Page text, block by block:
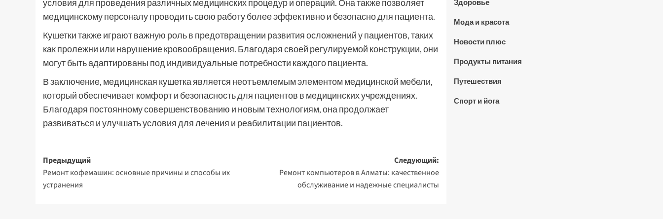
условия для проведения различных медицинских процедур и операций. Она также позволяет
медицинскому персоналу проводить свою работу более эффективно и безопасно для пациента.
Кушетки также играют важную роль в предотвращении развития осложнений у пациентов, таких
как пролежни или нарушение кровообращения. Благодаря своей регулируемой конструкции, они
могут быть адаптированы под индивидуальные потребности каждого пациента.
В заключение, медицинская кушетка является неотъемлемым элементом медицинской мебели,
который обеспечивает комфорт и безопасность для пациентов в медицинских учреждениях.
Благодаря постоянному совершенствованию и новым технологиям, она продолжает
развиваться и улучшать условия для лечения и реабилитации пациентов.
Навигация
записи
Предыдущий
Ремонт кофемашин: основные причины и способы их
устранения
Следующий:
Ремонт компьютеров в Алматы: качественное
обслуживание и надежные специалисты
Здоровье
Мода и красота
Новости плюс
Продукты питания
Путешествия
Спорт и йога